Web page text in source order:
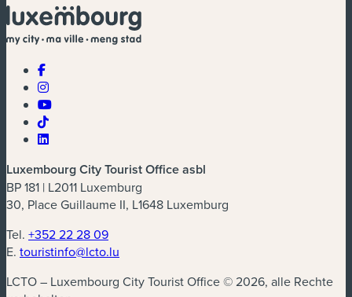
Luxembourg City Tourist Office asbl
BP 181 | L2011 Luxemburg
30, Place Guillaume II, L1648 Luxemburg
Tel. +352 22 28 09
E. touristinfo@lcto.lu
LCTO – Luxembourg City Tourist Office © 2026, alle Rechte